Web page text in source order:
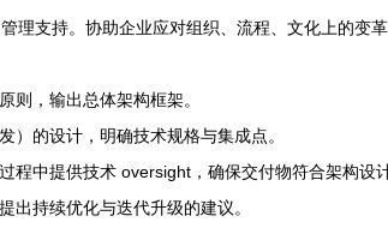
支持。协助企业应对组织、流程、文化上的变
则，输出总体架构框架。
）的设计，明确技术规格与集成点。
程中提供技术 oversight，确保交付物符合架构设计
出持续优化与迭代升级的建议。